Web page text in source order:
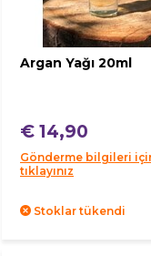
Argan Yağı 20ml
€ 14,90
Gönderme bilgileri
tıklayınız
Stoklar tükendi